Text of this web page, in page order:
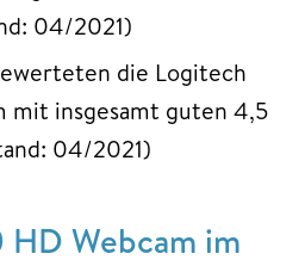
04/2021)
die Logitech
mit insgesamt guten 4,5
04/2021)
Webcam im